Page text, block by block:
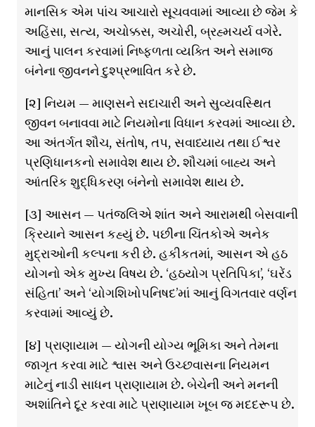
માનસિક એમ પાંચ આચારો સૂચવવામાં આવ્યા છે જેમ કે
અહિંસા, સત્ય, અચોક્કસ, અચોરી, બ્રહ્મચર્ય વગેરે.
આનું પાલન કરવામાં નિષ્ફળતા વ્યક્તિ અને સમાજ
બંનેના જીવનને દુશ્પ્રભાવિત કરે છે.
[૨] નિયમ — માણસને સદાચારી અને સુવ્યવસ્થિત
જીવન બનાવવા માટે નિયમોના વિધાન કરવમાં આવ્યા છે.
આ અંતર્ગત શૌચ, સંતોષ, તપ, સવાધ્યાય તથા ઈશ્વર
પ્રણિધાનકનો સમાવેશ થાય છે. શૌચમાં બાહ્ય અને
આંતરિક શુદ્ધિકરણ બંનેનો સમાવેશ થાય છે.
[૩] આસન — પતંજલિએ શાંત અને આરામથી બેસવાની
ક્રિયાને આસન કહ્યું છે. પછીના ચિંતકોએ અનેક
મુદ્રાઓની કલ્પના કરી છે. હકીકતમાં, આસન એ હઠ
યોગનો એક મુખ્ય વિષય છે. ‘હઠયોગ પ્રતિપિકા’, ‘ઘરેંડ
સંહિતા’ અને ‘યોગશિખોપનિષદ’માં આનું વિગતવાર વર્ણન
કરવામાં આવ્યું છે.
[૪] પ્રાણાયામ — યોગની યોગ્ય ભૂમિકા અને તેમના
જાગૃત કરવા માટે શ્વાસ અને ઉચ્છવાસના નિયમન
માટેનું નાડી સાધન પ્રાણાયામ છે. બેચેની અને મનની
અશાંતિને દૂર કરવા માટે પ્રાણાયામ ખૂબ જ મદદરૂપ છે.